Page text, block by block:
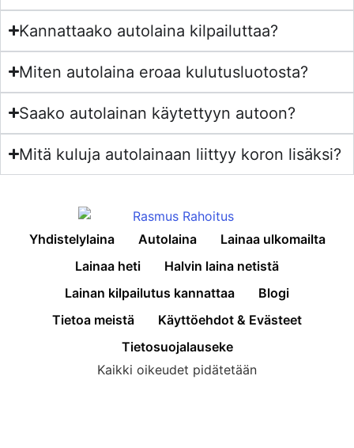
Kannattaako autolaina kilpailuttaa?
Miten autolaina eroaa kulutusluotosta?
Saako autolainan käytettyyn autoon?
Mitä kuluja autolainaan liittyy koron lisäksi?
Yhdistelylaina Autolaina
Lainaa ulkomailta
Lainaa heti
Halvin laina netistä
Lainan kilpailutus kannattaa
Blogi
Tietoa meistä
Käyttöehdot & Evästeet
Tietosuojalauseke
Kaikki oikeudet pidätetään